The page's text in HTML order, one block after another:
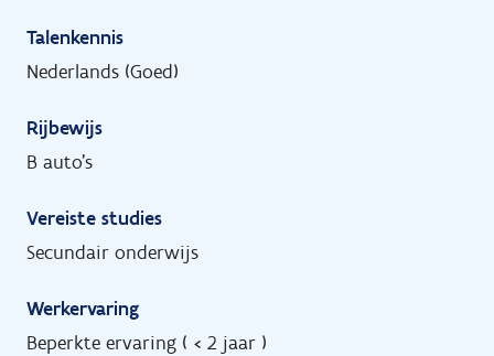
Talenkennis
Nederlands (Goed)
Rijbewijs
B auto's
Vereiste studies
Secundair onderwijs
Werkervaring
Beperkte ervaring ( < 2 jaar )